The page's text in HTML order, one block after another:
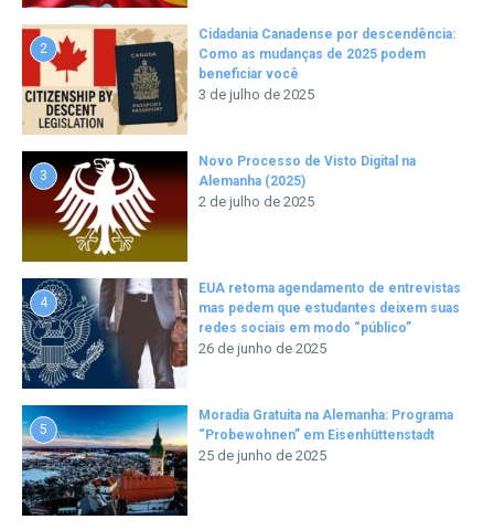
2
Cidadania Canadense por descendência:
Como as mudanças de 2025 podem
beneficiar você
3 de julho de 2025
3
Novo Processo de Visto Digital na
Alemanha (2025)
2 de julho de 2025
4
EUA retoma agendamento de entrevistas
mas pedem que estudantes deixem suas
redes sociais em modo “público”
26 de junho de 2025
5
Moradia Gratuita na Alemanha: Programa
“Probewohnen” em Eisenhüttenstadt
25 de junho de 2025